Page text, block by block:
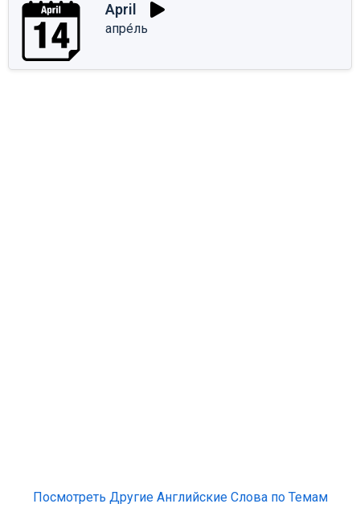
April
апре́ль
Посмотреть Другие Английские Слова по Темам